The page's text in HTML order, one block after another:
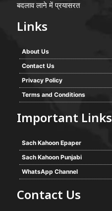
बदलाव लाने में प्रयासरत
Links
About Us
Contact Us
Privacy Policy
Terms and Conditions
Important Links
Sach Kahoon Epaper
Sach Kahoon Punjabi
WhatsApp Channel
Contact Us